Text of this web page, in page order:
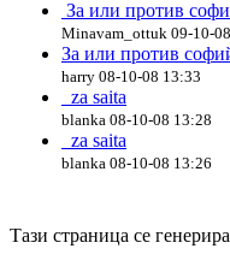
За или против
Minavam_ottuk 09-10-
За или против
harry 08-10-08 13:33
za saita
blanka 08-10-08 13:28
za saita
blanka 08-10-08 13:26
Тази страница се